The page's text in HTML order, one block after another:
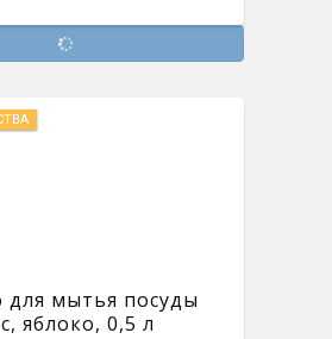
для мытья посуды
яблоко, 0,5 л